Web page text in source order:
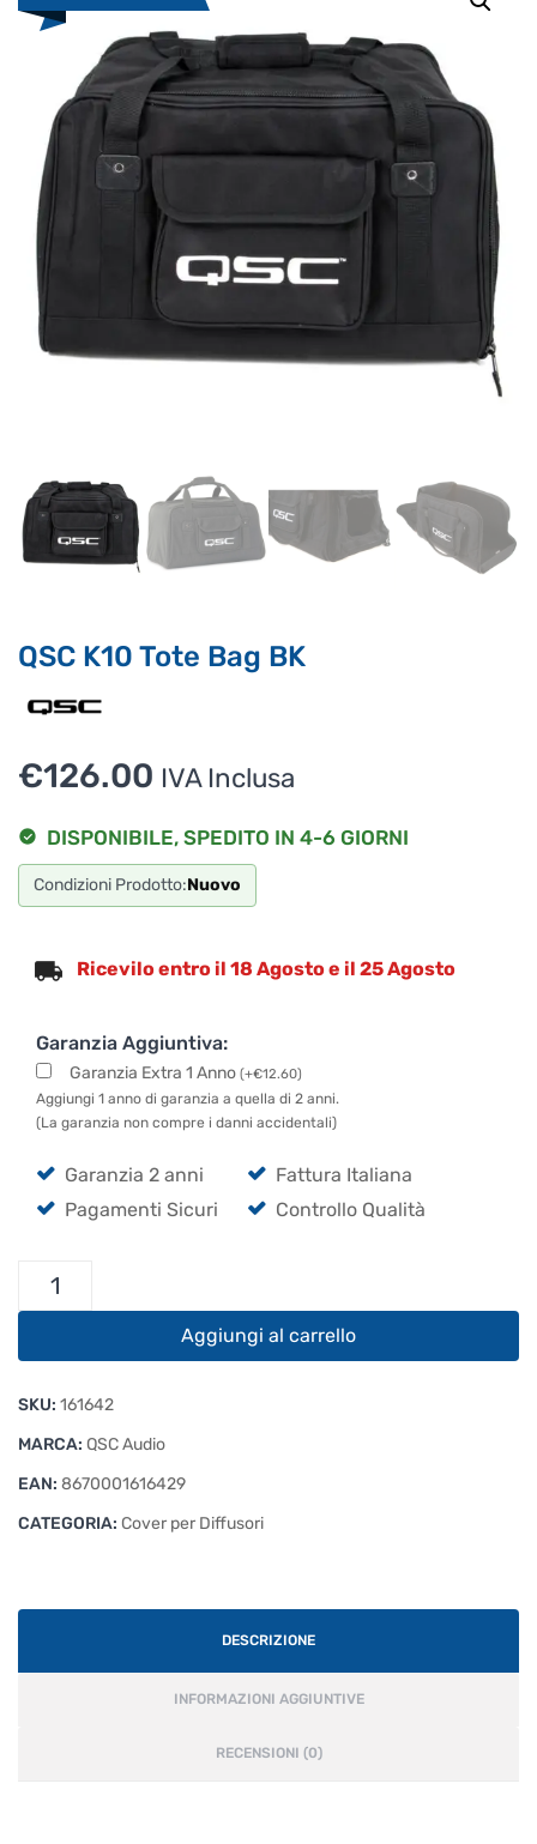
QSC K10 Tote Bag BK
€126.00 IVA Inclusa
DISPONIBILE, SPEDITO IN 4-6 GIORNI
Condizioni Prodotto:Nuovo
Ricevilo entro il 18 Agosto e il 25 Agosto
Garanzia Aggiuntiva:
Garanzia Extra 1 Anno (+€12.60)
Aggiungi 1 anno di garanzia a quella di 2 anni.
(La garanzia non compre i danni accidentali)
Garanzia 2 anni
Fattura Italiana
Pagamenti Sicuri
Controllo Qualità
Bag
quantità
Aggiungi al carrello
SKU: 161642
MARCA: QSC Audio
EAN: 8670001616429
CATEGORIA: Cover per Diffusori
DESCRIZIONE
INFORMAZIONI AGGIUNTIVE
RECENSIONI (0)
Supporto clienti
assicurati di indicarne il nome completo